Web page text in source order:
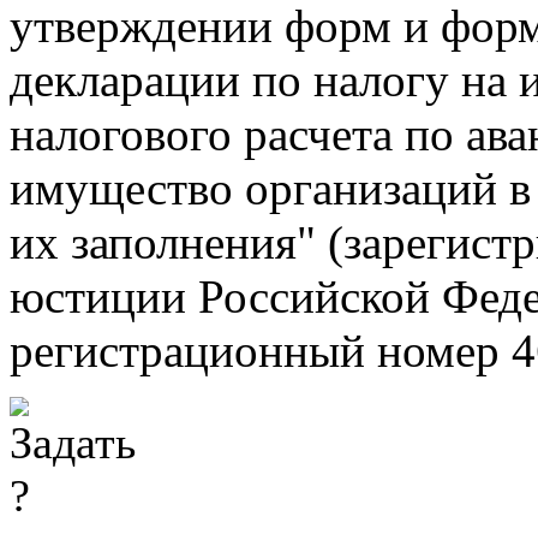
утверждении форм и
декларации по налогу на
налогового расчета по
имущество организаций
их заполнения"
юстиции Российской
регистрационный номер